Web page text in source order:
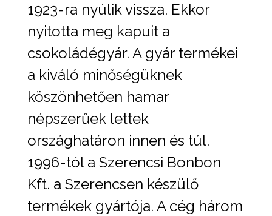
1923-ra nyúlik vissza. Ekkor
nyitotta meg kapuit a
csokoládégyár. A gyár termékei
a kiváló minőségüknek
köszönhetően hamar
népszerűek lettek
országhatáron innen és túl.
1996-tól a Szerencsi Bonbon
Kft. a Szerencsen készülő
termékek gyártója. A cég három